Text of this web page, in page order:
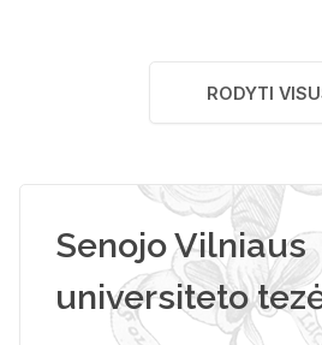
RODYTI
Senojo Vilniaus
universiteto